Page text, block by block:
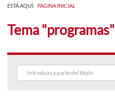
ESTÁ AQUÍ: PAGINA INICIAL
Tema "programas"